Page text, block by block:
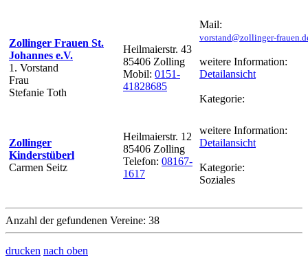
Zollinger Frauen St.
Johannes e.V.
1. Vorstand
Frau
Stefanie Toth
Heilmaierstr. 43
85406 Zolling
Mobil: 0151-
41828685
Mail:
vorstand@zollinger-
weitere Information:
Detailansicht
Kategorie:
Zollinger
Kinderstüberl
Carmen Seitz
Heilmaierstr. 12
85406 Zolling
Telefon: 08167-
1617
weitere Information:
Detailansicht
Kategorie:
Soziales
Anzahl der gefundenen Vereine: 38
drucken nach oben